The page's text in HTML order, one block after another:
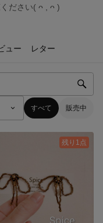
ださい‎( ᴖ , ᴖ )
ュー レター
すべて 販売中
残り1点